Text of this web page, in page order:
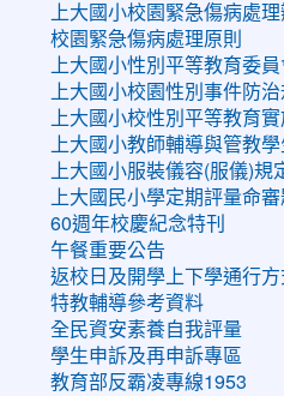
上大國小校園緊急傷病處
校園緊急傷病處理原則
上大國小性別平等教育委
上大國小校園性別事件防
上大國小校性別平等教育
上大國小教師輔導與管教
上大國小服裝儀容(服儀)規
上大國民小學定期評量命
60週年校慶紀念特刊
午餐重要公告
返校日及開學上下學通行
特教輔導參考資料
全民資安素養自我評量
學生申訴及再申訴專區
教育部反霸凌專線1953